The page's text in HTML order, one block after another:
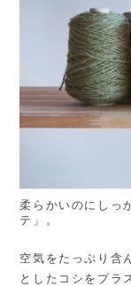
柔らかいのにしっ
テ」。
空気をたっぷり含
としたコシをプラ